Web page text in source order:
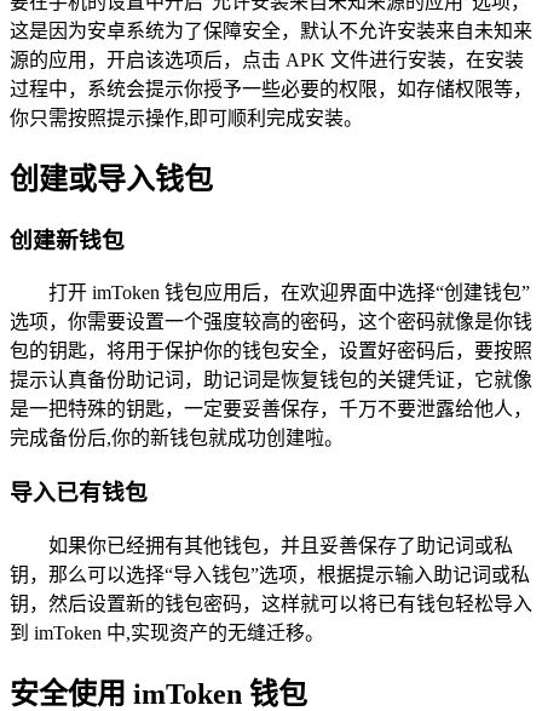
这是因为安卓系统为了保障安全，默认不允许安装来自未知来
源的应用，开启该选项后，点击 APK 文件进行安装，在安装
过程中，系统会提示你授予一些必要的权限，如存储权限等，
你只需按照提示操作,即可顺利完成安装。
创建或导入钱包
创建新钱包
打开 imToken 钱包应用后，在欢迎界面中选择“创建钱包”
选项，你需要设置一个强度较高的密码，这个密码就像是你钱
包的钥匙，将用于保护你的钱包安全，设置好密码后，要按照
提示认真备份助记词，助记词是恢复钱包的关键凭证，它就像
是一把特殊的钥匙，一定要妥善保存，千万不要泄露给他人，
完成备份后,你的新钱包就成功创建啦。
导入已有钱包
如果你已经拥有其他钱包，并且妥善保存了助记词或私
钥，那么可以选择“导入钱包”选项，根据提示输入助记词或私
钥，然后设置新的钱包密码，这样就可以将已有钱包轻松导入
到 imToken 中,实现资产的无缝迁移。
安全使用 imToken 钱包